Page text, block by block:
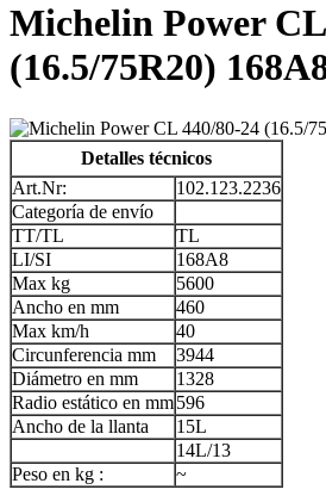
Michelin Power
(16.5/75R20)
Detalles técnicos
Art.Nr:
102.123.2236
Categoría de envío
TT/TL
TL
LI/SI
168A8
Max kg
5600
Ancho en mm
460
Max km/h
40
Circunferencia mm
3944
Diámetro en mm
1328
Radio estático en mm596
Ancho de la llanta
15L
14L/13
Peso en kg :
~